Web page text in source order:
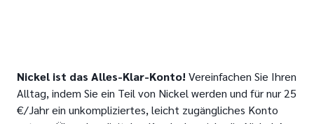
Nickel ist das Alles-Klar-Konto! Vereinfachen Sie Ihren
Alltag, indem Sie ein Teil von Nickel werden und für nur 25
€/Jahr ein unkompliziertes, leicht zugängliches Konto